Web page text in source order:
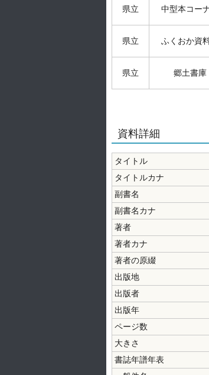
県立 中型本コー
県立 ふくおか資
県立 郷土書庫
資料詳細
タイトル
タイトルカナ
副書名
副書名カナ
著者
著者カナ
著者の原綴
出版地
出版者
出版年
ページ数
大きさ
書誌年譜年表